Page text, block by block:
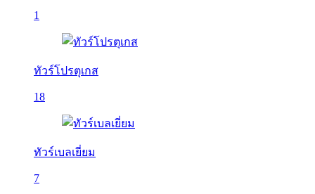
1
ทัวร์โปรตุเกส
18
ทัวร์เบลเยี่ยม
7